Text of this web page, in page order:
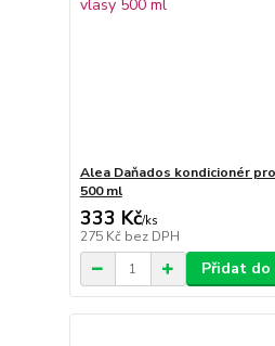
Alea Daňados kondicionér
500 ml
333 Kč/ks
275 Kč bez DPH
Přidat do